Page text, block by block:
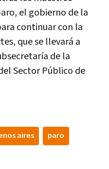
el gobierno de la
continuar con la
que se llevará a
de la
Sector Público de
aires paro